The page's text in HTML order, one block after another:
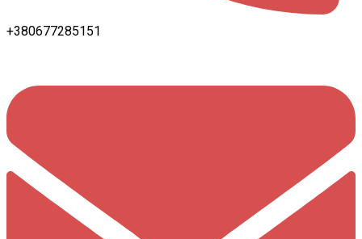
+380677285151